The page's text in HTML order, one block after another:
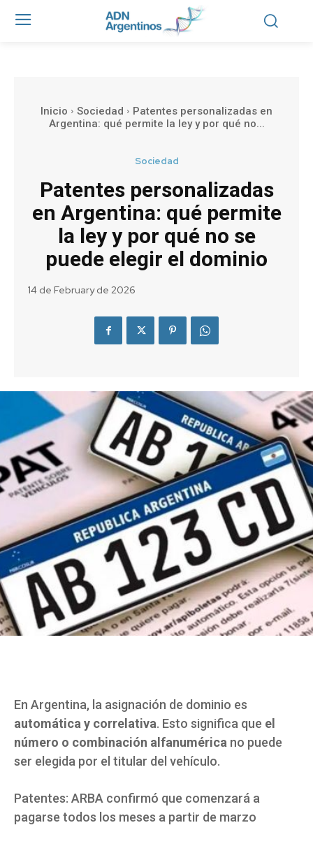
Inicio Sociedad
Patentes personalizadas en
Argentina: qué permite la ley y por qué no...
Sociedad
Patentes personalizadas
en Argentina: qué permite
la ley y por qué no se
puede elegir el dominio
14 de February de 2026
En Argentina, la asignación de dominio es
automática y correlativa. Esto significa que el
número o combinación alfanumérica no puede
ser elegida por el titular del vehículo.
Patentes: ARBA confirmó que comenzará a
pagarse todos los meses a partir de marzo